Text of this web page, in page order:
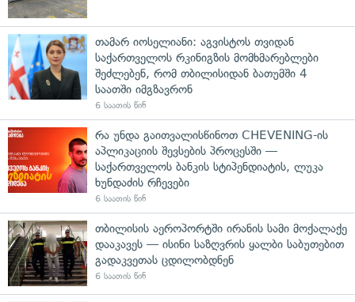
თამარ იოსელიანი: აგვისტოს თვიდან
საქართველოს რკინიგზის მომხმარებლები
შეძლებენ, რომ თბილისიდან ბათუმში 4
საათში იმგზავრონ
6 საათის წინ
რა უნდა გაითვალისწინოთ CHEVENING-ის
აპლიკაციის შევსების პროცესში —
საქართველოს ბანკის სტიპენდიატის, ლუკა
ხუნდაძის რჩევები
6 საათის წინ
თბილისის აეროპორტში ირანის სამი მოქალაქე
დააკავეს — ისინი საზღვრის ყალბი საბუთებით
გადაკვეთას ცდილობდნენ
6 საათის წინ